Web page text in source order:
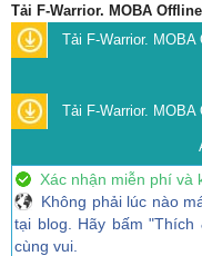
Tải F-Warrior. MOBA
Tải F-Warrior.
Tải F-Warrior.
Xác nhận miễn phí và
Không phải lúc nào
tại blog. Hãy bấm
cùng vui.